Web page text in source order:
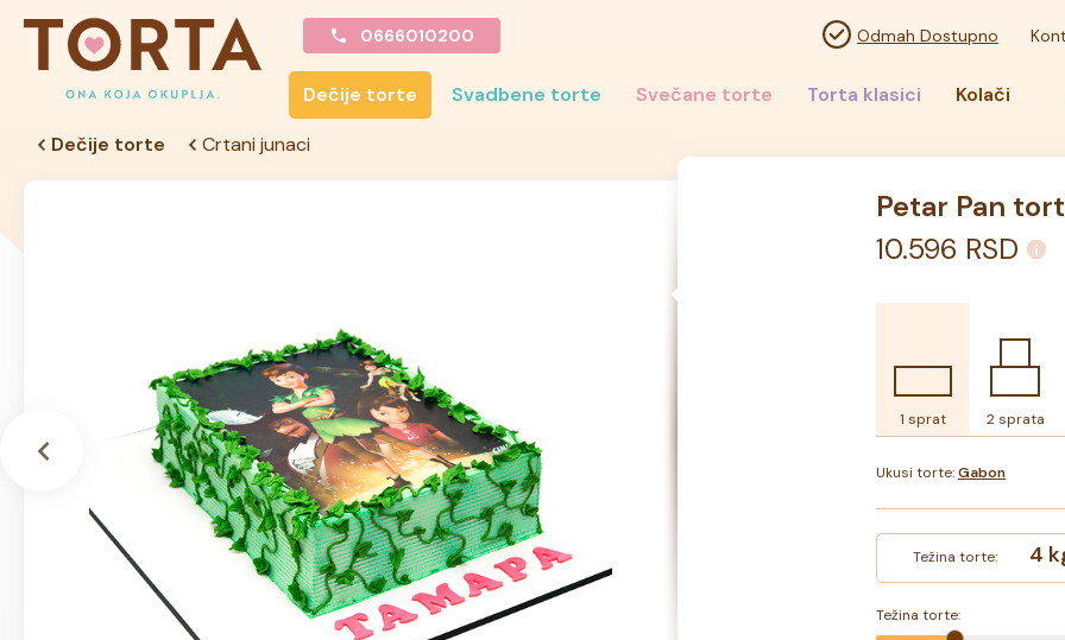
0666010200 Odmah Dostupno
Dečije torte Svadbene torte Svečane torte Torta klasici
Kolači
Dečije torte
Crtani junaci
Petar Pan
10.596 RSD
1 sprat 2 sprata
Ukusi torte:Gabon
Težina torte: 4
Težina torte: